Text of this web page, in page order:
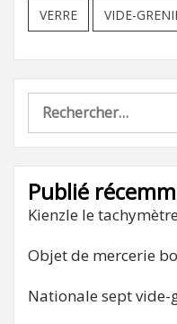
VERRE VIDE-
Rechercher :
Publié
Kienzle le
Objet de mercerie
Nationale sept